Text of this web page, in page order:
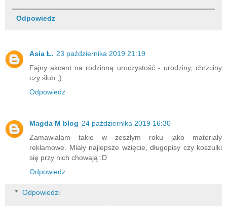
Odpowiedz
Asia Ł. 23 października 2019 21:19
Fajny akcent na rodzinną uroczystość - urodziny, chrzciny
czy ślub ;)
Odpowiedz
Magda M blog 24 października 2019 16:30
Zamawialam takie w zeszłym roku jako materiały
reklamowe. Miały najlepsze wzięcie, długopisy czy koszulki
się przy nich chowają :D
Odpowiedz
Odpowiedzi